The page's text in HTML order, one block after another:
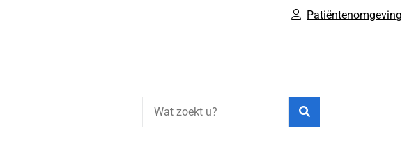
Patiëntenomgeving